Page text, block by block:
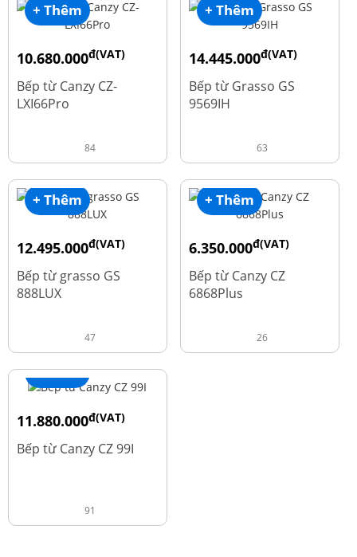
+ Thêm
10.680.000đ(VAT)
15.980.000
Bếp từ Canzy CZ-
LXI66Pro
84
+ Thêm
14.445.000đ(VAT)
19.260.000
Bếp từ Grasso GS
9569IH
63
+ Thêm
12.495.000đ(VAT)
16.660.000
Bếp từ grasso GS
888LUX
47
+ Thêm
6.350.000đ(VAT)
15.980.000
Bếp từ Canzy CZ
6868Plus
26
+ Thêm
11.880.000đ(VAT)
13.980.000
Bếp từ Canzy CZ 99I
91